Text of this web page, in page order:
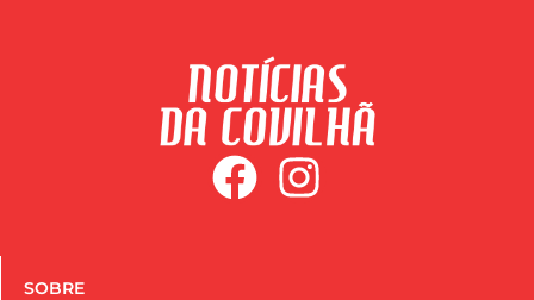
SOBRE